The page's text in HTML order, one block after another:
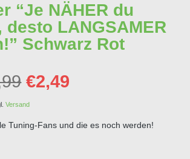
“Je NÄHER du
desto LANGSAMER
Schwarz Rot
Ursprünglicher
Preis
war:
€2,49
ist:
Versand
Tuning-Fans und die es noch werden!